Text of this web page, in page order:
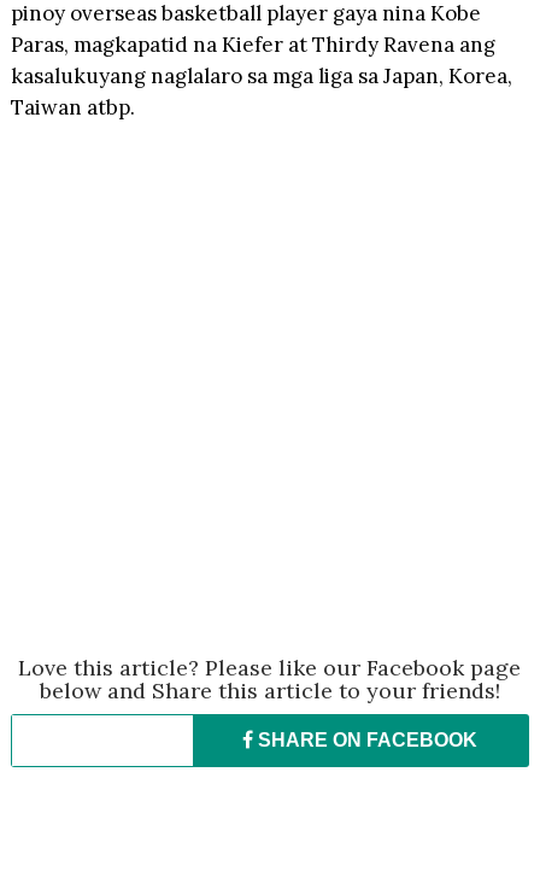
pinoy overseas basketball player gaya nina Kobe
Paras, magkapatid na Kiefer at Thirdy Ravena ang
kasalukuyang naglalaro sa mga liga sa Japan, Korea,
Taiwan atbp.
Love this article? Please like our Facebook page
below and Share this article to your friends!
SHARE ON FACEBOOK